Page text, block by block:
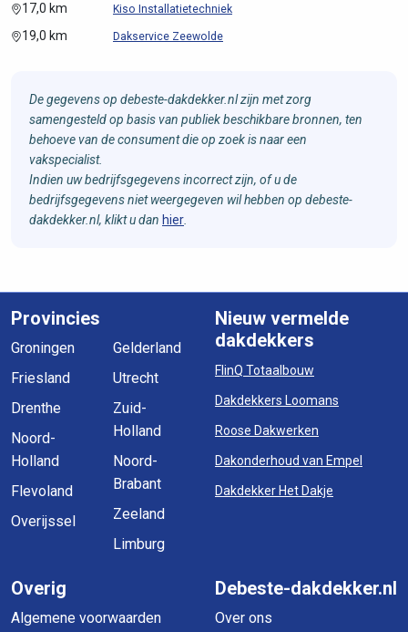
17,0 km Kiso Installatietechniek
19,0 km Dakservice Zeewolde
De gegevens op debeste-dakdekker.nl zijn met zorg
samengesteld op basis van publiek beschikbare bronnen, ten
behoeve van de consument die op zoek is naar een
vakspecialist.
Indien uw bedrijfsgegevens incorrect zijn, of u de
bedrijfsgegevens niet weergegeven wil hebben op debeste-
dakdekker.nl, klikt u dan hier
Provincies
Groningen
Friesland
Drenthe
Noord-
Holland
Flevoland
Overijssel
Gelderland
Utrecht
Zuid-
Holland
Noord-
Brabant
Zeeland
Limburg
Nieuw vermelde
dakdekkers
FlinQ Totaalbouw
Dakdekkers Loomans
Roose Dakwerken
Dakonderhoud van Empel
Dakdekker Het Dakje
Overig
Algemene voorwaarden
Debeste-dakdekker.nl
Over ons